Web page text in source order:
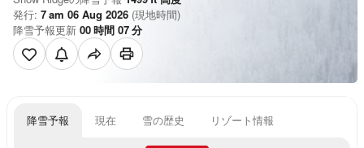
発行: 7 am 06 Aug 2026 (現地時間)
降雪予報更新 00時間 07分
降雪予報 現在 雪の歴史 リゾート情報